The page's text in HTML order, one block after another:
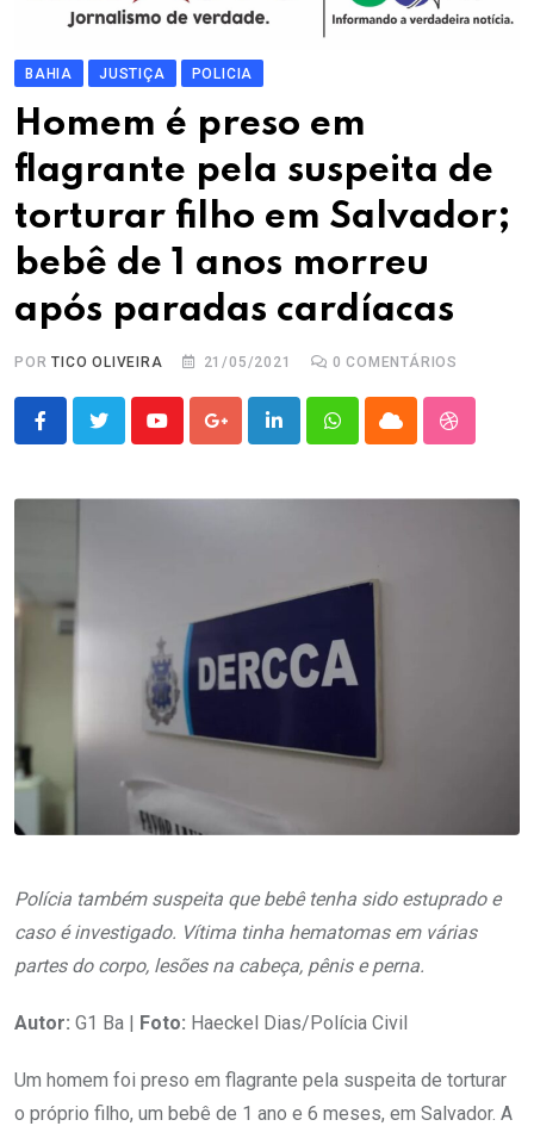
BAHIA JUSTIÇA POLICIA
Homem é preso em
flagrante pela suspeita de
torturar filho em Salvador;
bebê de 1 anos morreu
após paradas cardíacas
PORTICO OLIVEIRA 21/05/2021 0 COMENTÁRIOS
YoutubeGoogle+LinkedInWhatsappCloud
Polícia também suspeita que bebê tenha sido estuprado e
caso é investigado. Vítima tinha hematomas em várias
partes do corpo, lesões na cabeça, pênis e perna.
Autor: G1 Ba | Foto: Haeckel Dias/Polícia Civil
Um homem foi preso em flagrante pela suspeita de torturar
o próprio filho, um bebê de 1 ano e 6 meses, em Salvador. A